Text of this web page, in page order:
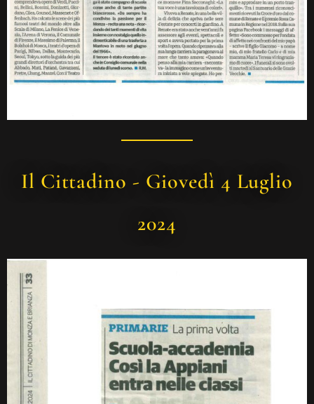
Il Cittadino - Giovedì 4 Luglio
2024